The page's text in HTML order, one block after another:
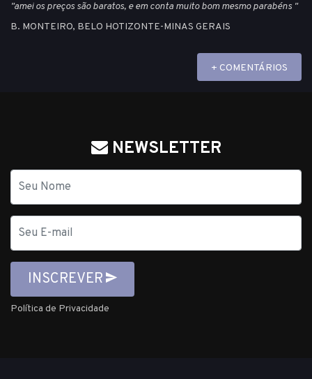
"amei os preços são baratos, e em conta muito bom mesmo parabéns "
B. MONTEIRO, BELO HOTIZONTE-MINAS GERAIS
+ COMENTÁRIOS
NEWSLETTER
mail
INSCREVER
Política de Privacidade